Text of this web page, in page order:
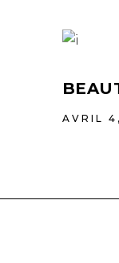
AVRIL